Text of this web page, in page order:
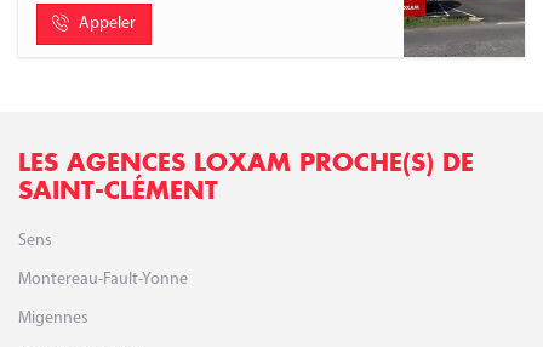
Appeler
LES AGENCES LOXAM PROCHE(S) DE
SAINT-CLÉMENT
Sens
Montereau-Fault-Yonne
Migennes